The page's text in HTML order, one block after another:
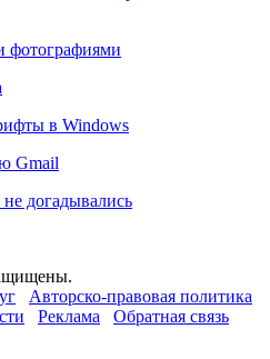
фотографиями
в Windows
Gmail
догадывались
Авторско-правовая политика
Реклама Обратная связь